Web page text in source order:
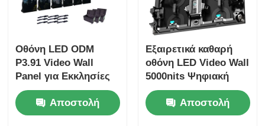
Οθόνη LED ODM
P3.91 Video Wall
Panel για Εκκλησίες
Backdrop 800W
Αποστολή
Εξαιρετικά καθαρή
οθόνη LED Video Wall
5000nits Ψηφιακή
οθόνη P2.9 P3.9 για
εμπορικό κέντρο
Αποστολή